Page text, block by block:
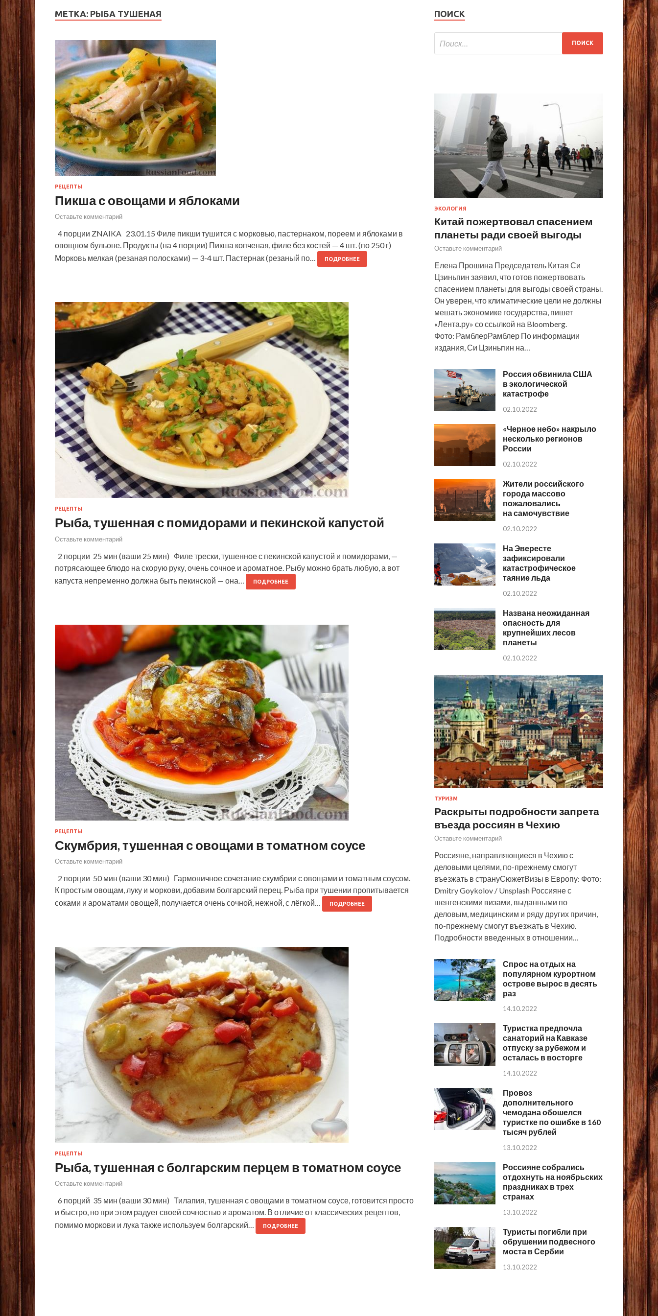
МЕТКА: РЫБА ТУШЕНАЯ
РЕЦЕПТЫ
Пикша с овощами и яблоками
Оставьте комментарий
4 порции ZNAIKA 23.01.15 Филе пикши тушится с морковью, пастернаком, пореем и яблоками в
овощном бульоне. Продукты (на 4 порции) Пикша копченая, филе без костей — 4 шт. (по 250 г)
Морковь мелкая (резаная полосками) — 3-4 шт. Пастернак (резаный по…
ПОДРОБНЕЕ
РЕЦЕПТЫ
Рыба, тушенная с помидорами и пекинской капустой
Оставьте комментарий
2 порции 25 мин (ваши 25 мин) Филе трески, тушенное с пекинской капустой и помидорами, —
потрясающее блюдо на скорую руку, очень сочное и ароматное. Рыбу можно брать любую, а вот
капуста непременно должна быть пекинской — она…
ПОДРОБНЕЕ
РЕЦЕПТЫ
Скумбрия, тушенная с овощами в томатном соусе
Оставьте комментарий
2 порции 50 мин (ваши 30 мин) Гармоничное сочетание скумбрии с овощами и томатным соусом.
К простым овощам, луку и моркови, добавим болгарский перец. Рыба при тушении пропитывается
соками и ароматами овощей, получается очень сочной, нежной, с лёгкой…
ПОДРОБНЕЕ
РЕЦЕПТЫ
Рыба, тушенная с болгарским перцем в томатном соусе
Оставьте комментарий
6 порций 35 мин (ваши 30 мин) Тилапия, тушенная с овощами в томатном соусе, готовится просто
и быстро, но при этом радует своей сочностью и ароматом. В отличие от классических рецептов,
помимо моркови и лука также используем болгарский…
ПОДРОБНЕЕ
ПОИСК
ЭКОЛОГИЯ
Китай пожертвовал спасением
планеты ради своей выгоды
Оставьте комментарий
Елена Прошина Председатель Китая Си
Цзиньпин заявил, что готов пожертвовать
спасением планеты для выгоды своей страны.
Он уверен, что климатические цели не должны
мешать экономике государства, пишет
«Лента.ру» со ссылкой на Bloomberg.
Фото: РамблерРамблер По информации
издания, Си Цзиньпин на…
Россия обвинила США
в экологической
катастрофе
02.10.2022
«Черное небо» накрыло
несколько регионов
России
02.10.2022
Жители российского
города массово
пожаловались
на самочувствие
02.10.2022
На Эвересте
зафиксировали
катастрофическое
таяние льда
02.10.2022
Названа неожиданная
опасность для
крупнейших лесов
планеты
02.10.2022
ТУРИЗМ
Раскрыты подробности запрета
въезда россиян в Чехию
Оставьте комментарий
Россияне, направляющиеся в Чехию с
деловыми целями, по-прежнему смогут
въезжать в странуСюжетВизы в Европу: Фото:
Dmitry Goykolov / Unsplash Россияне с
шенгенскими визами, выданными по
деловым, медицинским и ряду других причин,
по-прежнему смогут въезжать в Чехию.
Подробности введенных в отношении…
Спрос на отдых на
популярном курортном
острове вырос в десять
раз
14.10.2022
Туристка предпочла
санаторий на Кавказе
отпуску за рубежом и
осталась в восторге
14.10.2022
Провоз
дополнительного
чемодана обошелся
туристке по ошибке в 160
тысяч рублей
13.10.2022
Россияне собрались
отдохнуть на ноябрьских
праздниках в трех
странах
13.10.2022
Туристы погибли при
обрушении подвесного
моста в Сербии
13.10.2022